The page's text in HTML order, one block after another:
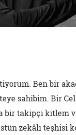
Ben bir
sahibim. Bir
bir takipçi kitlem
zekâlı teşhisi